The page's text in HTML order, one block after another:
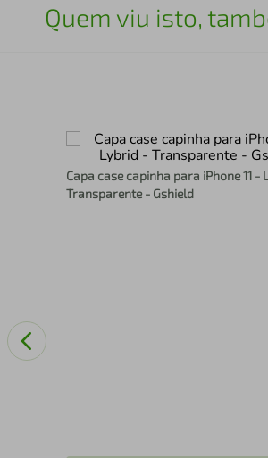
Quem viu isto,
Capa case capinha para iPhone 11 -
Transparente - Gshield